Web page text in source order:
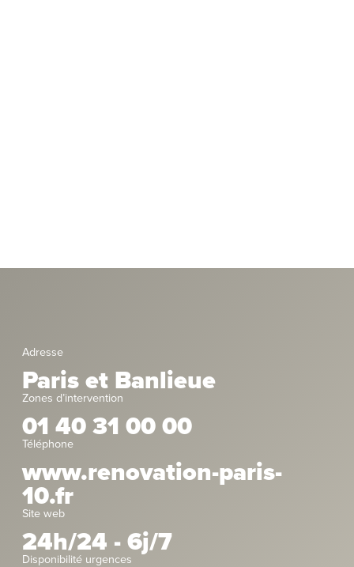
Adresse
Paris et Banlieue
Zones d’intervention
01 40 31 00 00
Téléphone
www.renovation-paris-
10.fr
Site web
24h/24 - 6j/7
Disponibilité urgences